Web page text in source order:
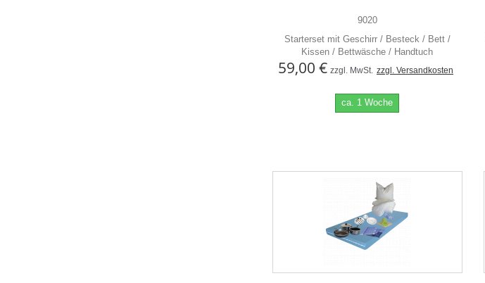
9020
Starterset mit Geschirr / Besteck / Bett /
Kissen / Bettwäsche / Handtuch
59,00 € zzgl. MwSt. zzgl. Versandkosten
ca. 1 Woche